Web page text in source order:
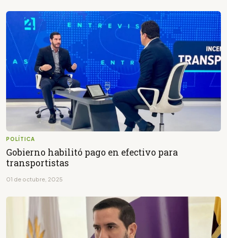
POLÍTICA
Gobierno habilitó pago en efectivo para
transportistas
01 de octubre, 2025